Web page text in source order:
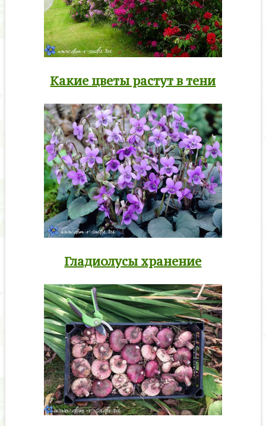
Какие цветы растут в тени
Гладиолусы хранение